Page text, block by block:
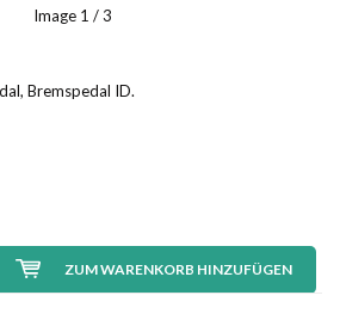
Image 1 / 3
Bremspedal ID.
ZUM WARENKORB HINZUFÜGEN